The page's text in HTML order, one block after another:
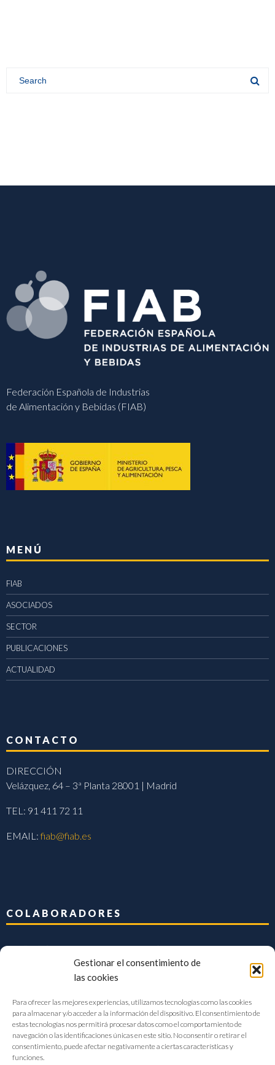
Gestionar el consentimiento de
las cookies
Para ofrecer las mejores experiencias, utilizamos tecnologías como las cookies
para almacenar y/o acceder a la información del dispositivo. El consentimiento de
estas tecnologías nos permitirá procesar datos como el comportamiento de
navegación o las identificaciones únicas en este sitio. No consentir o retirar el
consentimiento, puede afectar negativamente a ciertas características y
funciones.
Federación Española de Industrias
de Alimentación y Bebidas (FIAB)
MENÚ
FIAB
ASOCIADOS
SECTOR
PUBLICACIONES
ACTUALIDAD
CONTACTO
DIRECCIÓN
Velázquez, 64 – 3ª Planta 28001 | Madrid
TEL: 91 411 72 11
EMAIL:fiab@fiab.es
COLABORADORES